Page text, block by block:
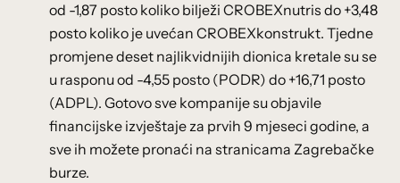
od -1,87 posto koliko bilježi CROBEXnutris do +3,48
posto koliko je uvećan CROBEXkonstrukt. Tjedne
promjene deset najlikvidnijih dionica kretale su se
u rasponu od -4,55 posto (PODR) do +16,71 posto
(ADPL). Gotovo sve kompanije su objavile
financijske izvještaje za prvih 9 mjeseci godine, a
sve ih možete pronaći na stranicama Zagrebačke
burze.